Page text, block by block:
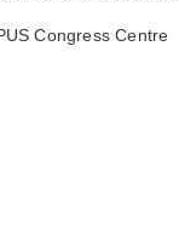
Congress Centre